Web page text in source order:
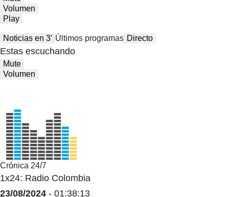
Volumen
Play
Noticias en 3′ Últimos programas Directo
Estas escuchando
Mute
Volumen
Crónica 24/7
1x24: Radio Colombia
23/08/2024 - 01:38:13